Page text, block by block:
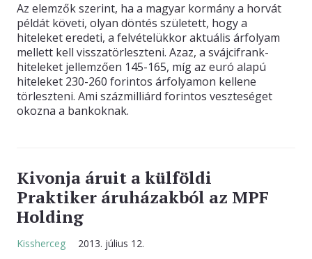
Az elemzők szerint, ha a magyar kormány a horvát
példát követi, olyan döntés született, hogy a
hiteleket eredeti, a felvételükkor aktuális árfolyam
mellett kell visszatörleszteni. Azaz, a svájcifrank-
hiteleket jellemzően 145-165, míg az euró alapú
hiteleket 230-260 forintos árfolyamon kellene
törleszteni. Ami százmilliárd forintos veszteséget
okozna a bankoknak.
Kivonja áruit a külföldi
Praktiker áruházakból az MPF
Holding
Kissherceg 2013. július 12.